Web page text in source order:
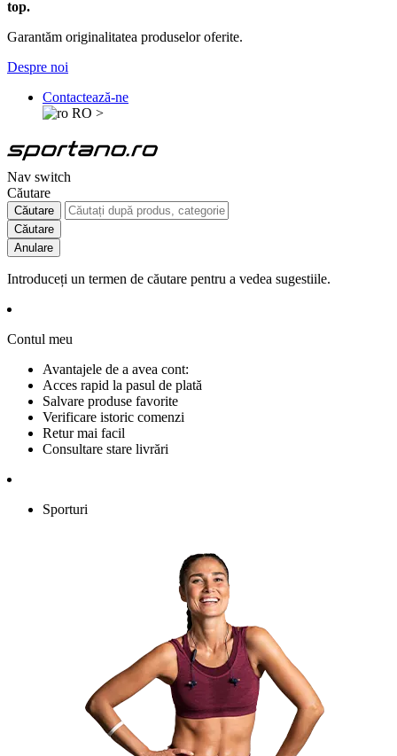
top.
Garantăm originalitatea produselor oferite.
Despre noi
Contactează-ne
RO >
Nav switch
Căutare
Căutare
Căutare
Anulare
Introduceți un termen de căutare pentru a vedea sugestiile.
Contul meu
Avantajele de a avea cont:
Acces rapid la pasul de plată
Salvare produse favorite
Verificare istoric comenzi
Retur mai facil
Consultare stare livrări
Sporturi